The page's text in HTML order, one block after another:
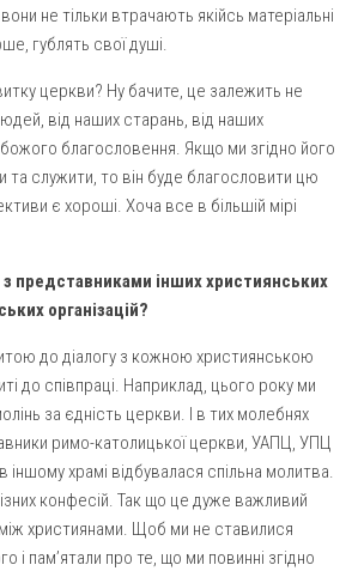
Богородиці (с. Вільховатка)
Андрія Первозванного (с. Засулля)
(с. Деменки)
Богородиці (м. Кременчук)
Богородиці (м. Лубни)
області
в храм Богородиці (м. Суми)
Неустанної Помочі (м. Охтирка)
монастир оо Василіян
монастир сестер Згромадження
милосердя Св. Вінкентія. Дім Милосердя
Пресвятої Богородиці Сестер Чину
Великого
не тільки втрачають якійсь матеріальні
гублять свої душі.
церкви? Ну бачите, це залежить не
від наших старань, від наших
благословення. Якщо ми згідно його
та служити, то він буде благословити цю
є хороші. Хоча все в більшій мірі
представниками інших християнських
організацій?
до діалогу з кожною християнською
до співпраці. Наприклад, цього року ми
за єдність церкви. І в тих молебнях
римо-католицької церкви, УАПЦ, УПЦ
іншому храмі відбувалася спільна молитва.
конфесій. Так що це дуже важливий
християнами. Щоб ми не ставилися
і пам’ятали про те, що ми повинні згідно